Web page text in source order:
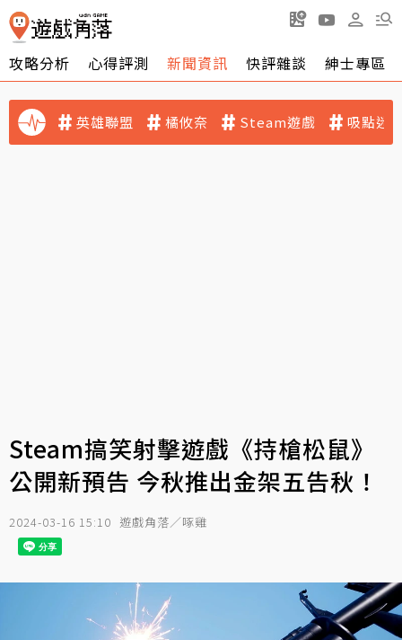
攻略分析 心得評測 新聞資訊 快評雜談 紳士專區
英雄聯盟 橘攸奈 Steam遊戲 吸點迷
Steam搞笑射擊遊戲《持槍松鼠》
公開新預告 今秋推出金架五告秋！
2024-03-16 15:10 遊戲角落／啄雞